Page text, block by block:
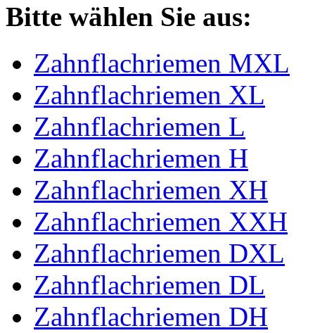
Bitte wählen Sie aus:
Zahnflachriemen MXL
Zahnflachriemen XL
Zahnflachriemen L
Zahnflachriemen H
Zahnflachriemen XH
Zahnflachriemen XXH
Zahnflachriemen DXL
Zahnflachriemen DL
Zahnflachriemen DH